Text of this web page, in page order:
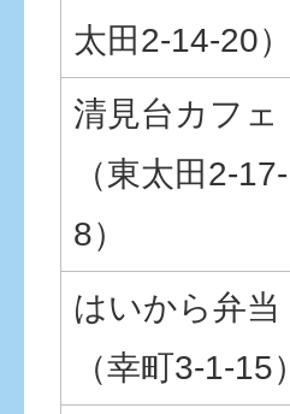
太田2-14-20）
清見台カフェ
（東太田2-17-
8）
はいから弁当
（幸町3-1-15）